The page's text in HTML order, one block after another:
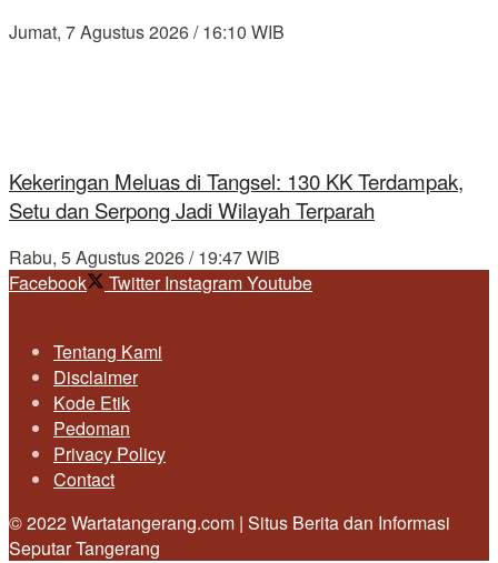
Jumat, 7 Agustus 2026 / 16:10 WIB
Kekeringan Meluas di Tangsel: 130 KK Terdampak,
Setu dan Serpong Jadi Wilayah Terparah
Rabu, 5 Agustus 2026 / 19:47 WIB
Facebook
Twitter InstagramYoutube
Tentang Kami
Disclaimer
Kode Etik
Pedoman
Privacy Policy
Contact
© 2022 Wartatangerang.com | Situs Berita dan Informasi
Seputar Tangerang